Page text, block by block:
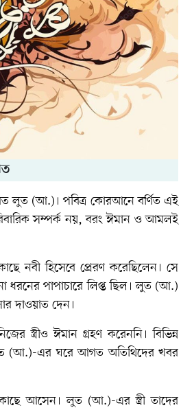
লুত (আ.)। পবিত্র কোরআনে বর্ণিত এই
সম্পর্ক নয়, বরং ঈমান ও আমলই
হিসেবে প্রেরণ করেছিলেন। সে
ধরনের পাপাচারে লিপ্ত ছিল। লুত (আ.)
দাওয়াত দেন।
স্ত্রীও ঈমান গ্রহণ করেননি। বিভিন্ন
লুত (আ.)-এর ঘরে আগত অতিথিদের খবর
আসেন। লুত (আ.)-এর স্ত্রী তাদের